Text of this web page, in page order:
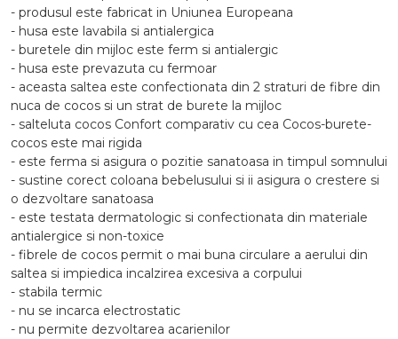
- produsul este fabricat in Uniunea Europeana
- husa este lavabila si antialergica
- buretele din mijloc este ferm si antialergic
- husa este prevazuta cu fermoar
- aceasta saltea este confectionata din 2 straturi de fibre din
nuca de cocos si un strat de burete la mijloc
- salteluta cocos Confort comparativ cu cea Cocos-burete-
cocos este mai rigida
- este ferma si asigura o pozitie sanatoasa in timpul somnului
- sustine corect coloana bebelusului si ii asigura o crestere si
o dezvoltare sanatoasa
- este testata dermatologic si confectionata din materiale
antialergice si non-toxice
- fibrele de cocos permit o mai buna circulare a aerului din
saltea si impiedica incalzirea excesiva a corpului
- stabila termic
- nu se incarca electrostatic
- nu permite dezvoltarea acarienilor